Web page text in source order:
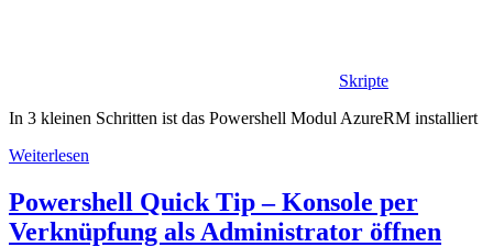
Skripte
In 3 kleinen Schritten ist das Powershell Modul AzureRM installiert
Weiterlesen
Powershell Quick Tip – Konsole per
Verknüpfung als Administrator öffnen